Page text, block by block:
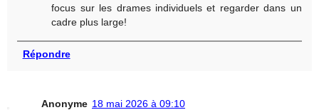
focus sur les drames individuels et regarder dans un
cadre plus large!
Répondre
Anonyme 18 mai 2026 à 09:10